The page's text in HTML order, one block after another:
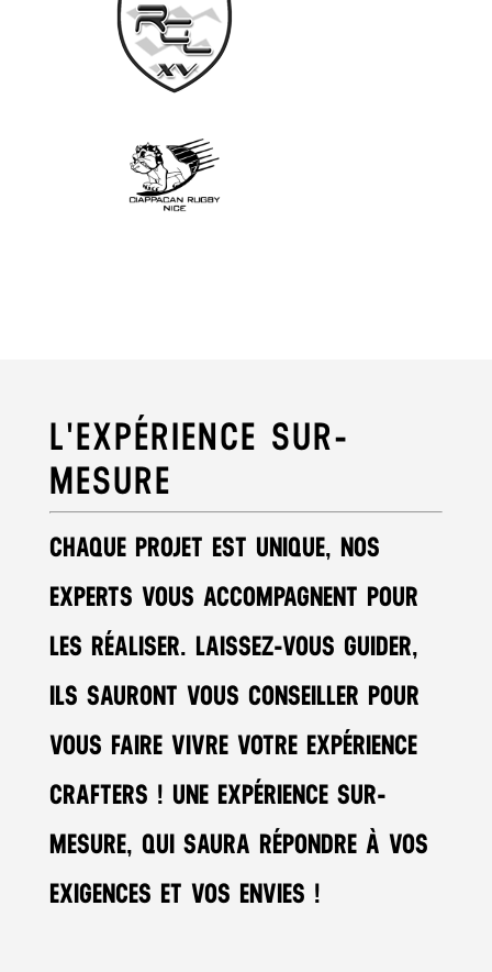
L'EXPÉRIENCE SUR-
MESURE
CHAQUE PROJET EST UNIQUE, NOS
EXPERTS VOUS ACCOMPAGNENT POUR
LES RÉALISER. LAISSEZ-VOUS GUIDER,
ILS SAURONT VOUS CONSEILLER POUR
VOUS FAIRE VIVRE VOTRE EXPÉRIENCE
CRAFTERS ! UNE EXPÉRIENCE SUR-
MESURE, QUI SAURA RÉPONDRE À VOS
EXIGENCES ET VOS ENVIES !